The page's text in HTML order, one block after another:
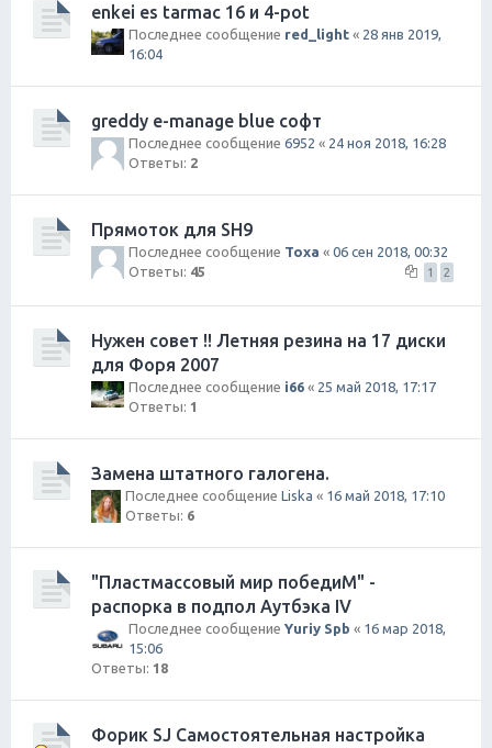
enkei es tarmac 16 и 4-pot
Последнее сообщение red_light « 28 янв 2019,
16:04
greddy e-manage blue софт
Последнее сообщение 6952 « 24 ноя 2018, 16:28
Ответы: 2
Прямоток для SH9
Последнее сообщение Toxa « 06 сен 2018, 00:32
Ответы: 45 1 2
Нужен совет !! Летняя резина на 17 диски
для Форя 2007
Последнее сообщение i66 « 25 май 2018, 17:17
Ответы: 1
Замена штатного галогена.
Последнее сообщение Liska « 16 май 2018, 17:10
Ответы: 6
"Пластмассовый мир победиМ" -
распорка в подпол Аутбэка IV
Последнее сообщение Yuriy Spb « 16 мар 2018,
15:06
Ответы: 18
Форик SJ Самостоятельная настройка